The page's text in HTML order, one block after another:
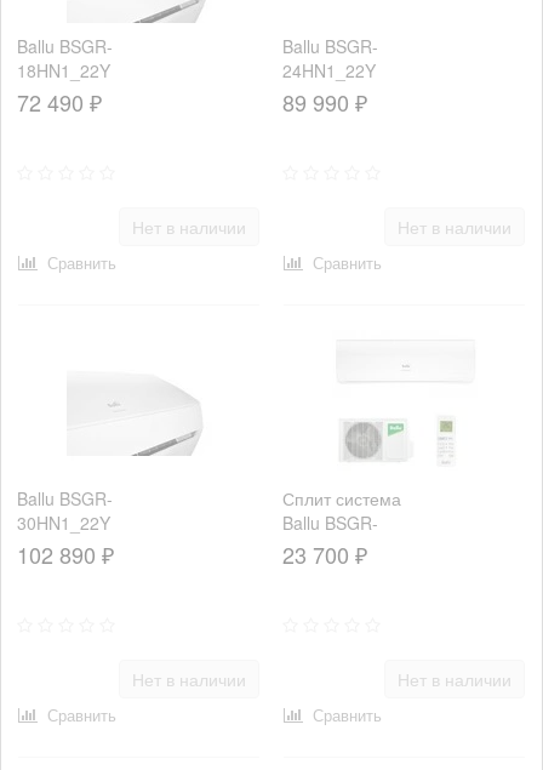
Ballu BSGR-
18HN1_22Y
72 490 ₽
Нет в наличии
Сравнить
Ballu BSGR-
24HN1_22Y
89 990 ₽
Нет в наличии
Сравнить
Ballu BSGR-
30HN1_22Y
102 890 ₽
Нет в наличии
Сравнить
Сплит система
Ballu BSGR-
07HN1
23 700 ₽
Нет в наличии
Сравнить